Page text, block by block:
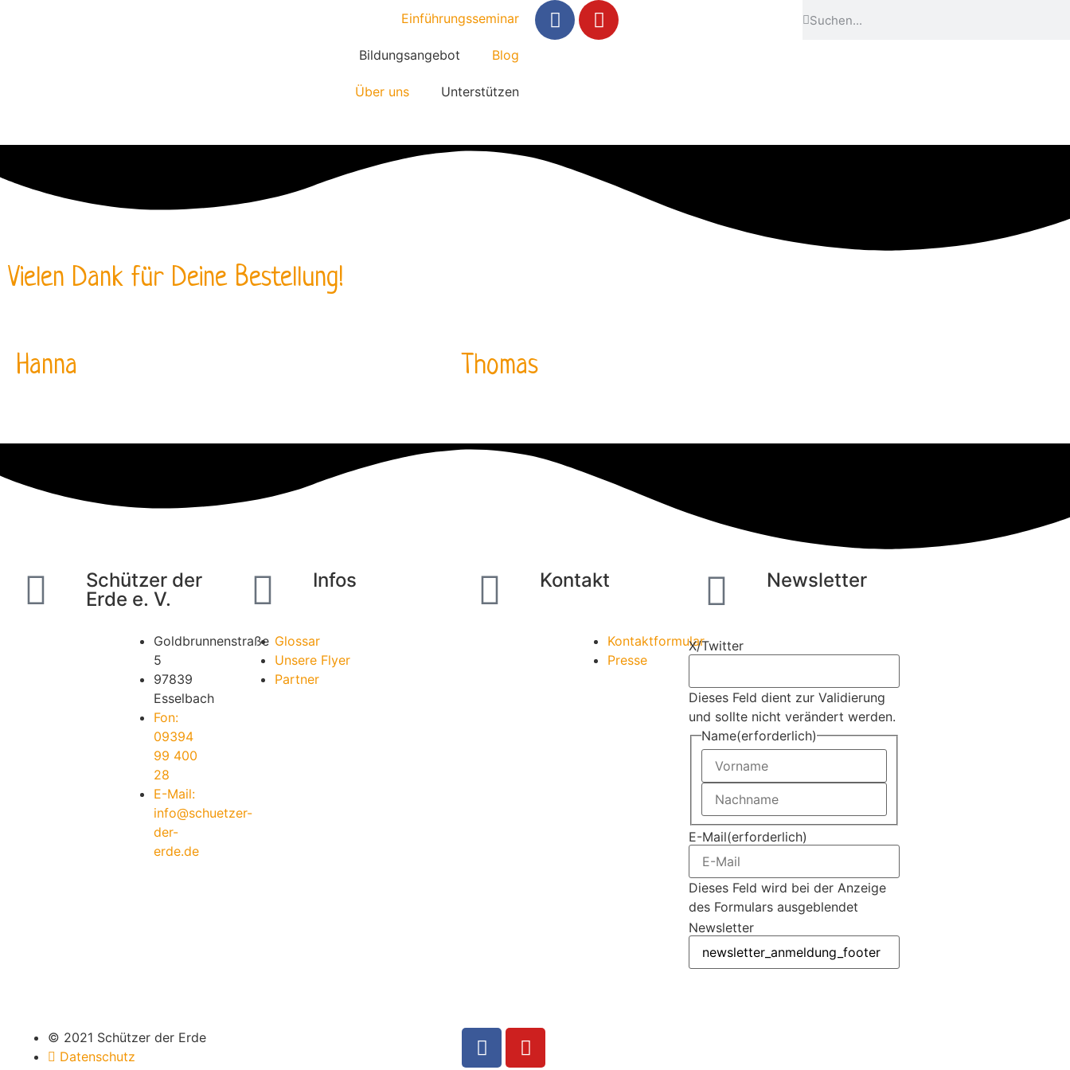
Einführungsseminar
Bildungsangebot Blog
Über uns Unterstützen
Vielen Dank für Deine Bestellung!
Hanna Thomas
Schützer der
Erde e. V.
Goldbrunnenstraße
5
97839
Esselbach
Fon:
09394
99 400
28
E-Mail:
info@schuetzer-
der-
erde.de
Infos
Glossar
Unsere Flyer
Partner
Kontakt
Kontaktformular
Presse
Newsletter
X/Twitter
Dieses Feld dient zur Validierung
und sollte nicht verändert werden.
Name(erforderlich)
E-Mail(erforderlich)
Dieses Feld wird bei der Anzeige
des Formulars ausgeblendet
Newsletter
© 2021 Schützer der Erde
Datenschutz